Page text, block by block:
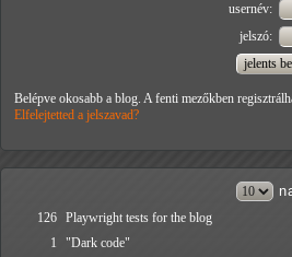
usernév:
jelszó:
Belépve okosabb a blog. A fenti mezőkben
Elfelejtetted a jelszavad?
126 Playwright tests for the blog
1
"Dark code"